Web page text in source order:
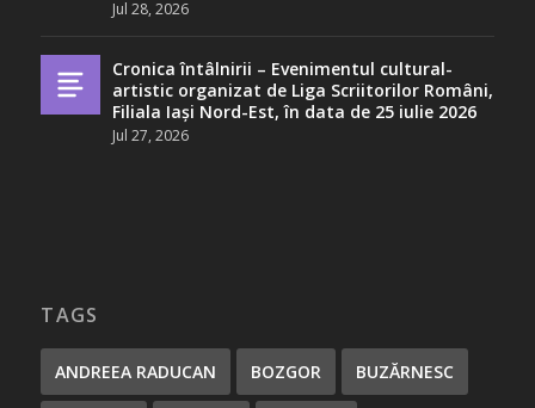
Jul 28, 2026
Cronica întâlnirii – Evenimentul cultural-
artistic organizat de Liga Scriitorilor Români,
Filiala Iași Nord-Est, în data de 25 iulie 2026
Jul 27, 2026
TAGS
ANDREEA RADUCAN BOZGOR BUZĂRNESC